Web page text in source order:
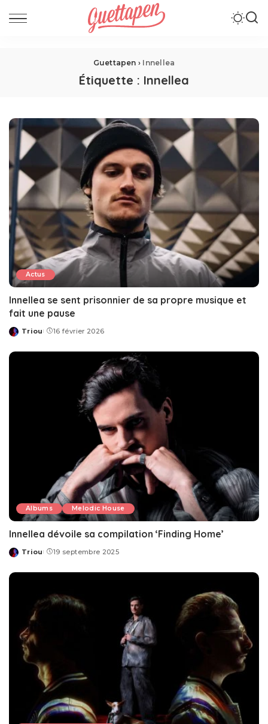
Guettapen › Innellea
Étiquette : Innellea
Actus
Innellea se sent prisonnier de sa propre musique et
fait une pause
Posted
Triou 16 février 2026
Albums Melodic House
Innellea dévoile sa compilation ‘Finding Home’
Posted
Triou 19 septembre 2025